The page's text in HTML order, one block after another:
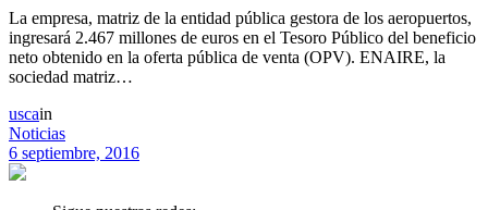
La empresa, matriz de la entidad pública gestora de los aeropuertos,
ingresará 2.467 millones de euros en el Tesoro Público del beneficio
neto obtenido en la oferta pública de venta (OPV). ENAIRE, la
sociedad matriz…
uscain
Noticias
6 septiembre, 2016